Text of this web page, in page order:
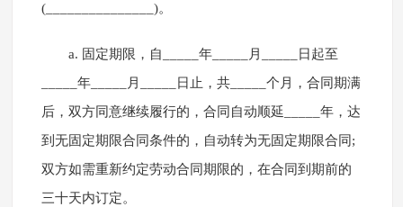
(_______________)。
a. 固定期限，自_____年_____月_____日起至
_____年_____月_____日止，共_____个月，合同期满
后，双方同意继续履行的，合同自动顺延_____年，达
到无固定期限合同条件的，自动转为无固定期限合同;
双方如需重新约定劳动合同期限的，在合同到期前的
三十天内订定。